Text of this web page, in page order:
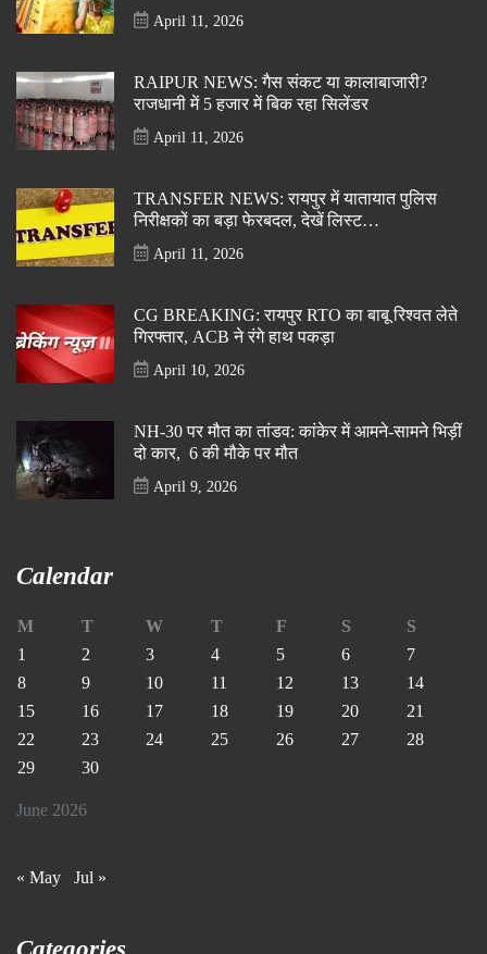
April 11, 2026
RAIPUR NEWS: गैस संकट या कालाबाजारी?
राजधानी में 5 हजार में बिक रहा सिलेंडर
April 11, 2026
TRANSFER NEWS: रायपुर में यातायात पुलिस
निरीक्षकों का बड़ा फेरबदल, देखें लिस्ट…
April 11, 2026
CG BREAKING: रायपुर RTO का बाबू रिश्वत लेते
गिरफ्तार, ACB ने रंगे हाथ पकड़ा
April 10, 2026
NH-30 पर मौत का तांडव: कांकेर में आमने-सामने भिड़ीं
दो कार, 6 की मौके पर मौत
April 9, 2026
Calendar
June 2026
M T W T F S
S
1
2 3 4 5 6
7
8
9 10 11 12 13
14
15
16 17 18 19 20
21
22
23 24 25 26 27
28
29
30
« May Jul »
Categories